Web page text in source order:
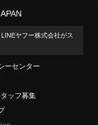
ヤフー株式会社がス
ーセンター
ッフ募集